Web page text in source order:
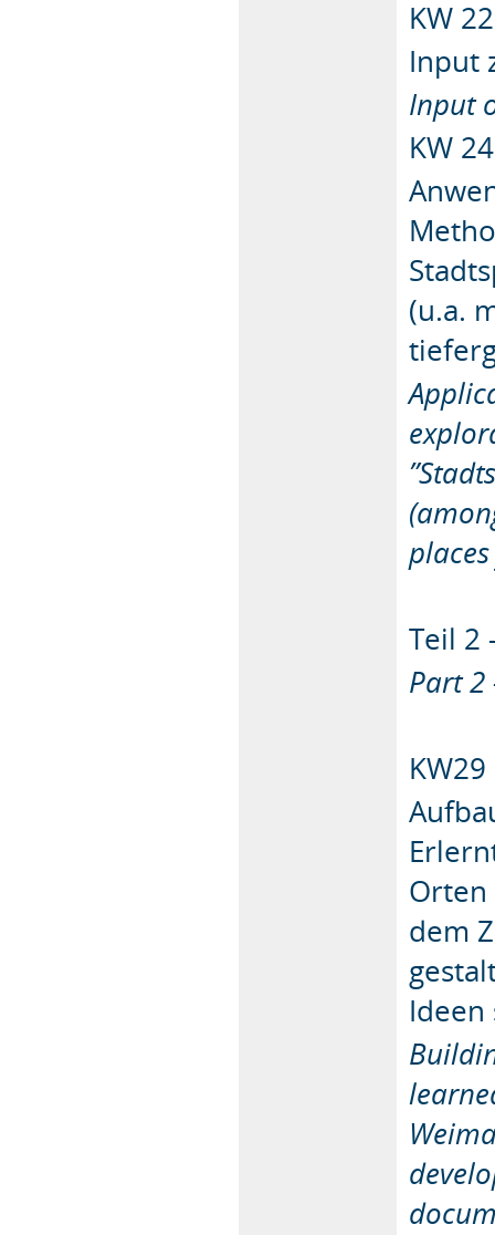
KW
Input
Input
KW
(u.a.
Teil 2
Part 2
dem